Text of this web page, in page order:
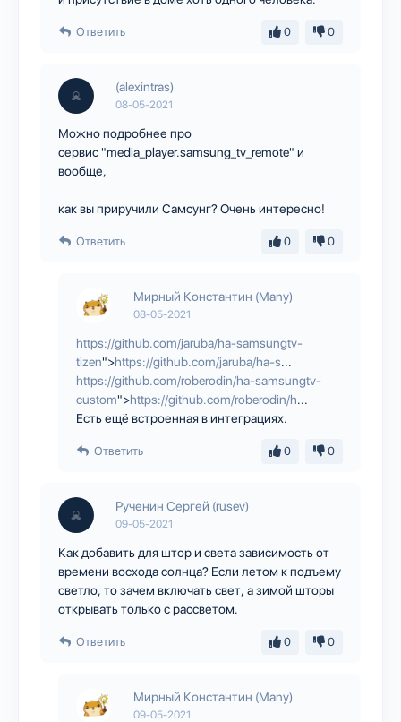
Ответить 0 0
(alexintras)
08-05-2021
Можно подробнее про
сервис "media_player.samsung_tv_remote" и
вообще,
как вы приручили Самсунг? Очень интересно!
Ответить 0 0
Мирный Константин (Many)
08-05-2021
https://github.com/jaruba/ha-samsungtv-
tizen">https://github.com/jaruba/ha-s...
https://github.com/roberodin/ha-samsungtv-
custom">https://github.com/roberodin/h...
Есть ещё встроенная в интеграциях.
Ответить 0 0
Рученин Сергей (rusev)
09-05-2021
Как добавить для штор и света зависимость от
времени восхода солнца? Если летом к подъему
светло, то зачем включать свет, а зимой шторы
открывать только с рассветом.
Ответить 0 0
Мирный Константин (Many)
09-05-2021